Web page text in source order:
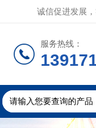
诚信促进发展
服务热线：